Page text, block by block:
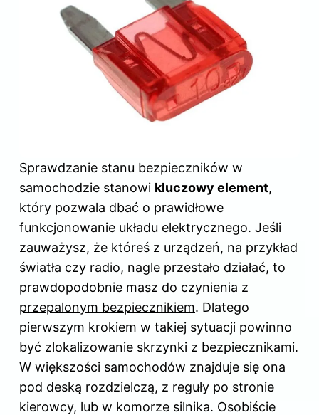
Sprawdzanie stanu bezpieczników w
samochodzie stanowi kluczowy element,
który pozwala dbać o prawidłowe
funkcjonowanie układu elektrycznego. Jeśli
zauważysz, że któreś z urządzeń, na przykład
światła czy radio, nagle przestało działać, to
prawdopodobnie masz do czynienia z
przepalonym bezpiecznikiem. Dlatego
pierwszym krokiem w takiej sytuacji powinno
być zlokalizowanie skrzynki z bezpiecznikami.
W większości samochodów znajduje się ona
pod deską rozdzielczą, z reguły po stronie
kierowcy, lub w komorze silnika. Osobiście